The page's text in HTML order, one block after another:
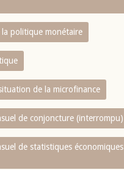
politique monétaire
de la microfinance
de conjoncture (interrompu)
de statistiques